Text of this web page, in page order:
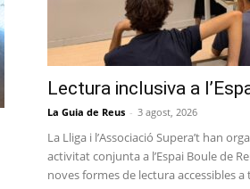
Lectura inclusiva a
La Guia de Reus - 3 agost, 2026
La Lliga i l’Associació Supera’t han
activitat conjunta a l’Espai Boule de
noves formes de lectura accessibles a